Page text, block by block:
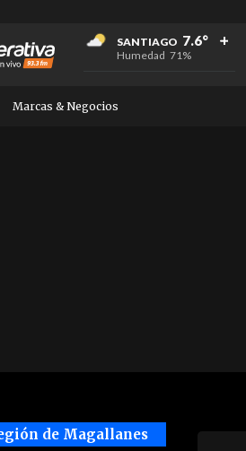
SANTIAGO 7.6°
Humedad 71%
+
+
+
Marcas & Negocios
de Magallanes